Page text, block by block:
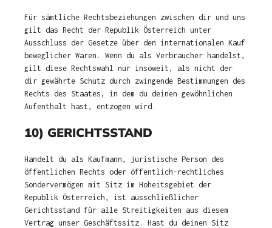
Für sämtliche Rechtsbeziehungen zwischen dir und uns
gilt das Recht der Republik Österreich unter
Ausschluss der Gesetze über den internationalen Kauf
beweglicher Waren. Wenn du als Verbraucher handelst,
gilt diese Rechtswahl nur insoweit, als nicht der
dir gewährte Schutz durch zwingende Bestimmungen des
Rechts des Staates, in dem du deinen gewöhnlichen
Aufenthalt hast, entzogen wird.
10) GERICHTSSTAND
Handelt du als Kaufmann, juristische Person des
öffentlichen Rechts oder öffentlich-rechtliches
Sondervermögen mit Sitz im Hoheitsgebiet der
Republik Österreich, ist ausschließlicher
Gerichtsstand für alle Streitigkeiten aus diesem
Vertrag unser Geschäftssitz. Hast du deinen Sitz